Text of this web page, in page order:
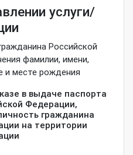
услуги/
Российской
фамилии, имени,
и месте рождения
в выдаче паспорта
Федерации,
гражданина
на территории